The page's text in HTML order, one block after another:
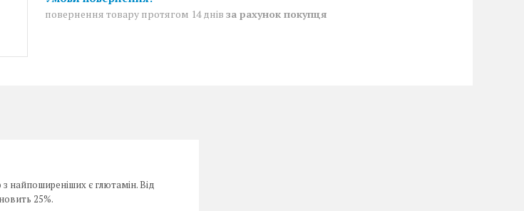
повернення товару протягом 14 днів за рахунок покупця
найпоширеніших є глютамін. Від
25%.